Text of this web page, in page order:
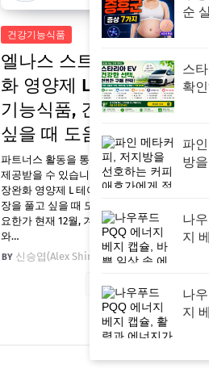
건강기능식품
엘나스 스트레스 긴장완
화 영양제 L 테아닌 건강
기능식품, 긴장을 풀고
싶을 때 도움됩니다
파트너스 활동을 통해 일정액의 수수료를
제공받을 수 있습니다. 엘나스 스트레스 긴
장완화 영양제 L 테아닌 건강기능식품, 긴
장을 풀고 싶을 때 도움됩니다 요즘 왜 필
요한가 현재 12월, 겨울철은 특히 스트레스
와…
신승엽(Alex Shin)
12월 23, 2025
자세한 내용 보기
순
스
확
파
방
나
지
나
지